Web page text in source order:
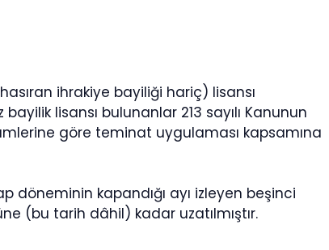
ihrakiye bayiliği hariç) lisansı
lisansı bulunanlar 213 sayılı Kanunun
göre teminat uygulaması kapsamına
kapandığı ayı izleyen beşinci
(bu tarih dâhil) kadar uzatılmıştır.